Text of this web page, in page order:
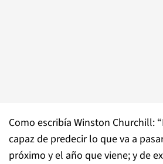
Como escribía Winston Churchill:
capaz de predecir lo que va a
próximo y el año que viene; y de